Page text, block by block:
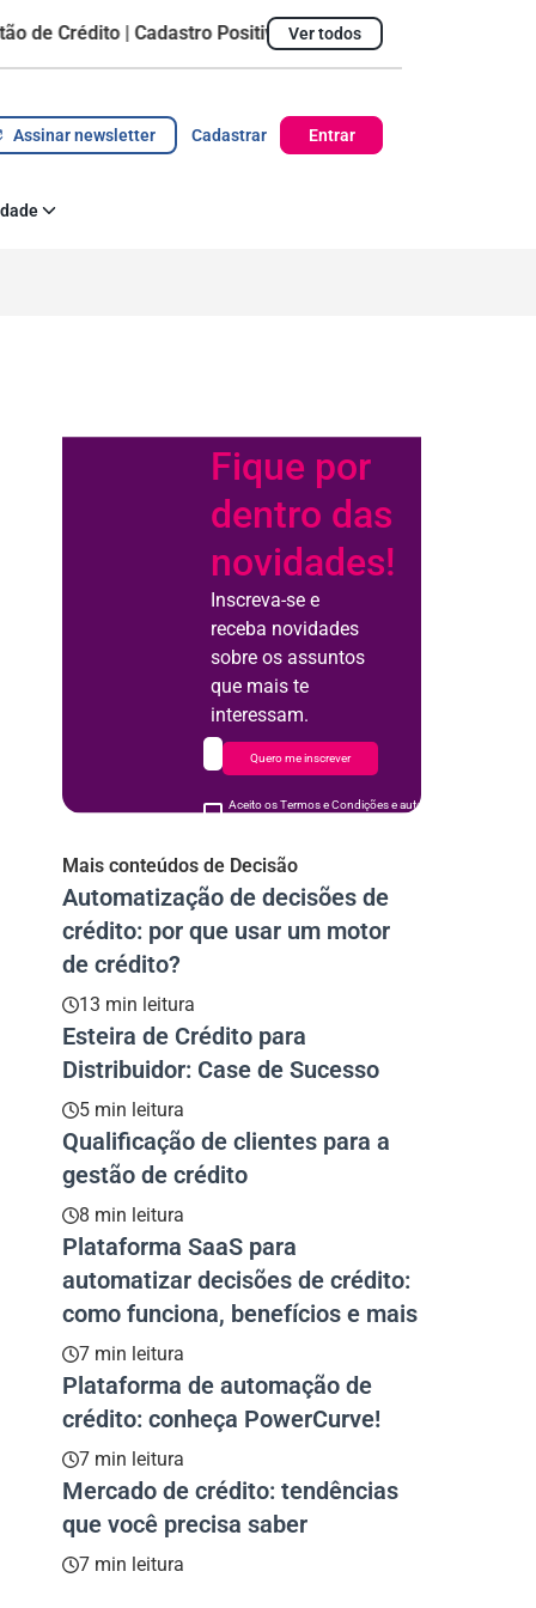
| Cadastro PositivoTicket Médio R$ 1.428,09
Ver todos
Assinar newsletter Cadastrar Entrar
Fique por
dentro das
novidades!
Inscreva-se e
receba novidades
sobre os assuntos
que mais te
interessam.
Aceito os Termos e Condições e autorizo o uso de meus
Quero me inscrever
Mais conteúdos de Decisão
Automatização de decisões de
crédito: por que usar um motor
de crédito?
13 min leitura
Esteira de Crédito para
Distribuidor: Case de Sucesso
5 min leitura
Qualificação de clientes para a
gestão de crédito
8 min leitura
Plataforma SaaS para
automatizar decisões de crédito:
como funciona, benefícios e mais
7 min leitura
Plataforma de automação de
crédito: conheça PowerCurve!
7 min leitura
Mercado de crédito: tendências
que você precisa saber
7 min leitura